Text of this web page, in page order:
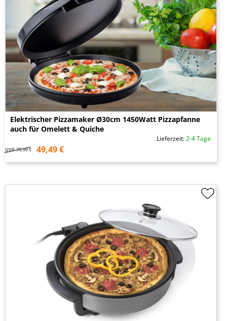
Elektrischer Pizzamaker Ø30cm 1450Watt Pizzapfanne
auch für Omelett & Quiche
Lieferzeit:2-4 Tage
UVP 79,99 € 49,49 €